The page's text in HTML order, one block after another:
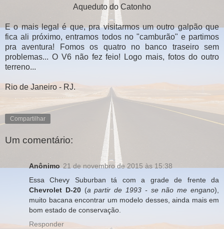
Aqueduto do Catonho
E o mais legal é que, pra visitarmos um outro galpão que
fica ali próximo, entramos todos no "camburão" e partimos
pra aventura! Fomos os quatro no banco traseiro sem
problemas... O V6 não fez feio! Logo mais, fotos do outro
terreno...
Rio de Janeiro - RJ.
Compartilhar
Um comentário:
Anônimo 21 de novembro de 2015 às 15:38
Essa Chevy Suburban tá com a grade de frente da
Chevrolet D-20(a partir de 1993 - se não me engano),
muito bacana encontrar um modelo desses, ainda mais em
bom estado de conservação.
Responder